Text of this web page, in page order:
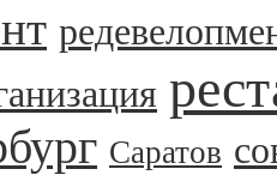
Саратов